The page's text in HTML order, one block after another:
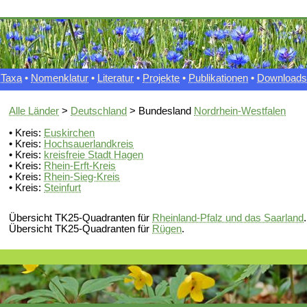
Taxa • Nomenklatur • Literatur • Projekte • Publikationen • Downloads
Alle Länder > Deutschland > Bundesland Nordrhein-Westfalen
• Kreis: Euskirchen
• Kreis: Hochsauerlandkreis
• Kreis: kreisfreie Stadt Hagen
• Kreis: Rhein-Erft-Kreis
• Kreis: Rhein-Sieg-Kreis
• Kreis: Steinfurt
Übersicht TK25-Quadranten für Rheinland-Pfalz und das Saarland.
Übersicht TK25-Quadranten für Rügen.